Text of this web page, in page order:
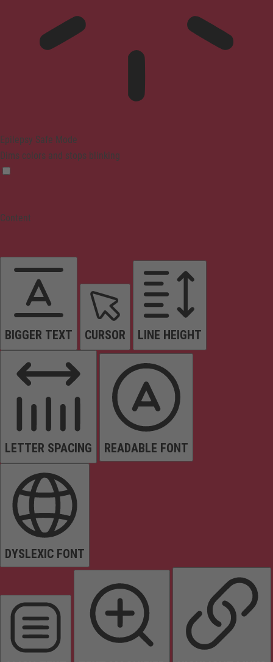
Epilepsy Safe Mode
Dims colors and stops blinking
Content
BIGGER TEXT CURSOR LINE HEIGHT
LETTER SPACING READABLE FONT
DYSLEXIC FONT